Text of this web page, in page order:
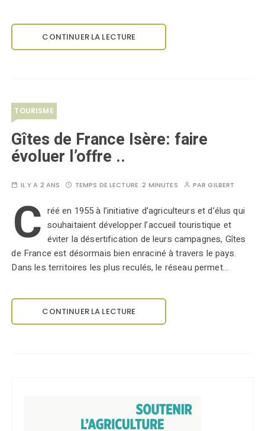
CONTINUER LA LECTURE
TOURISME
Gîtes de France Isère: faire
évoluer l’offre ..
IL Y A 2 ANS TEMPS DE LECTURE :2 MINUTES PARGILBERT
C réé en 1955 à l’initiative d’agriculteurs et d’élus qui
souhaitaient développer l’accueil touristique et
éviter la désertification de leurs campagnes, Gîtes
de France est désormais bien enraciné à travers le pays.
Dans les territoires les plus reculés, le réseau permet…
CONTINUER LA LECTURE